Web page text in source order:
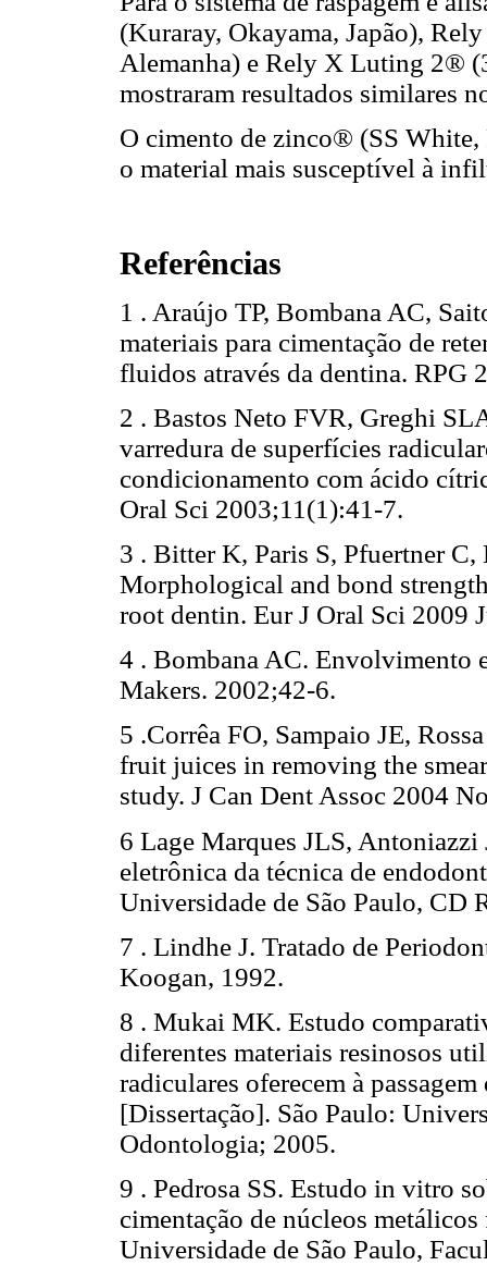
(Kuraray, Okayama, Japão),
Alemanha) e Rely X Luting 2®
mostraram resultados similares
O cimento de zinco® (SS
o material mais susceptível à
Referências
1 . Araújo TP, Bombana AC,
materiais para cimentação de
fluidos através da dentina.
2 . Bastos Neto FVR, Greghi
varredura de superfícies
condicionamento com ácido
Oral Sci 2003;11(1):41-7.
3 . Bitter K, Paris S, Pfuertner
Morphological and bond
root dentin. Eur J Oral Sci 2009
4 . Bombana AC. Envolvimento
Makers. 2002;42-6.
5 .Corrêa FO, Sampaio JE,
fruit juices in removing the
study. J Can Dent Assoc 2004
6 Lage Marques JLS,
eletrônica da técnica de
Universidade de São Paulo, CD
7 . Lindhe J. Tratado de
Koogan, 1992.
8 . Mukai MK. Estudo
diferentes materiais resinosos
radiculares oferecem à
[Dissertação]. São Paulo:
Odontologia; 2005.
9 . Pedrosa SS. Estudo in vitro
cimentação de núcleos
Universidade de São Paulo,